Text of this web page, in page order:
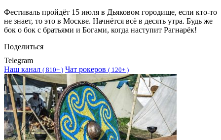
Фестиваль пройдёт 15 июля в Дьяковом городище, если кто-то
не знает, то это в Москве. Начнётся всё в десять утра. Будь же
бок о бок с братьями и Богами, когда наступит Рагнарёк!
Поделиться
Telegram
Наш канал ( 810+ ) Чат рокеров ( 120+ )